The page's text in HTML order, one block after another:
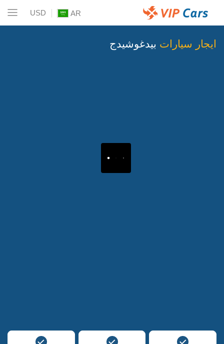
AR
USD
ايجار سيارات بيدغوشيدج